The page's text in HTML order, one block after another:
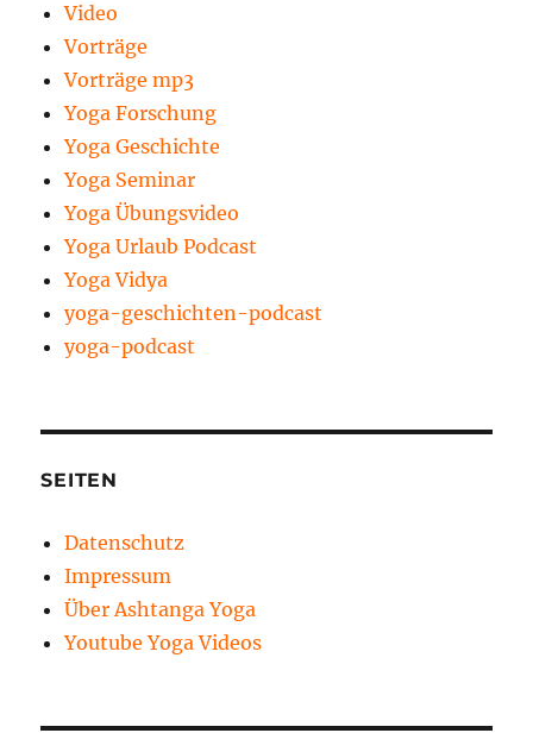
Video
Vorträge
Vorträge mp3
Yoga Forschung
Yoga Geschichte
Yoga Seminar
Yoga Übungsvideo
Yoga Urlaub Podcast
Yoga Vidya
yoga-geschichten-podcast
yoga-podcast
SEITEN
Datenschutz
Impressum
Über Ashtanga Yoga
Youtube Yoga Videos